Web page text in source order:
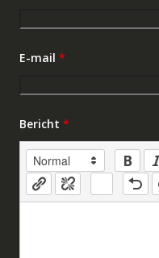
E-mail *
Bericht *